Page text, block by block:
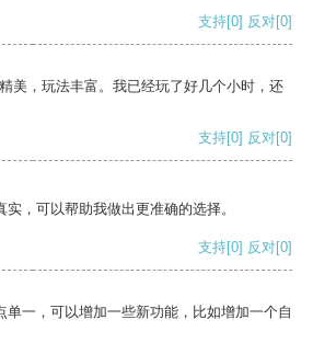
支持[0] 反对[0]
美，玩法丰富。我已经玩了好几个小时，还
支持[0] 反对[0]
，可以帮助我做出更准确的选择。
支持[0] 反对[0]
单一，可以增加一些新功能，比如增加一个自